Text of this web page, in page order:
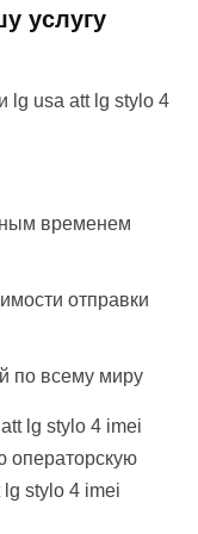
услугу
lg usa att lg stylo 4
временем
отправки
по всему миру
lg stylo 4 imei
операторскую
lg stylo 4 imei